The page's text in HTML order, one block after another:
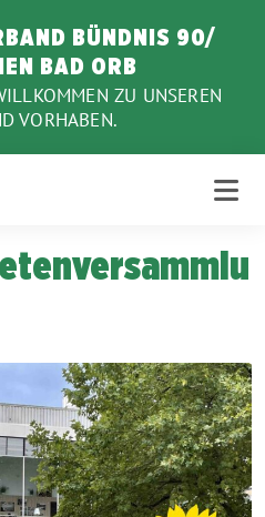
BÜNDNIS 90/
BAD ORB
ZU UNSEREN
VORHABEN.